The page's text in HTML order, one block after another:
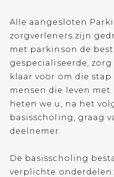
Alle aangesloten
zorgverleners zijn
met parkinson de
gespecialiseerde,
klaar voor om die
mensen die leven met
heten we u, na het
basisscholing, graag
deelnemer.
De basisscholing
verplichte onderdelen: